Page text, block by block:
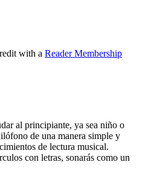
with a Reader Membership
al principiante, ya sea niño o
de una manera simple y
de lectura musical.
con letras, sonarás como un